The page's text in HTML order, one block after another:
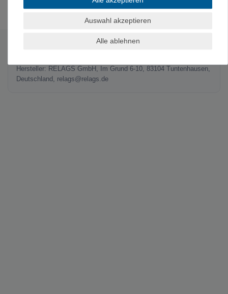
Es erfolgt keine Prüfung auf Echtheit der Bewertungen.
Hersteller: RELAGS GmbH, Im Grund 6-10, 83104 Tuntenhausen,
Deutschland, relags@relags.de
Auswahl akzeptieren
Alle ablehnen